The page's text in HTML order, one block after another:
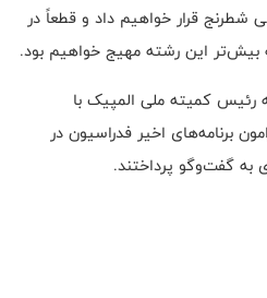
شطرنج قرار خواهیم داد و قطعاً در
بیش‌تر این رشته مهیج خواهیم بود.
رئیس کمیته ملی المپیک با
برنامه‌های اخیر فدراسیون در
به گفت‌وگو پرداختند.